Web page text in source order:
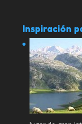
Inspiración